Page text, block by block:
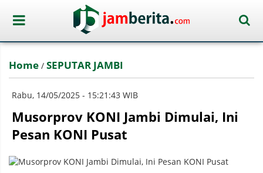
Home / SEPUTAR JAMBI
Rabu, 14/05/2025 - 15:21:43 WIB
Musorprov KONI Jambi Dimulai, Ini
Pesan KONI Pusat